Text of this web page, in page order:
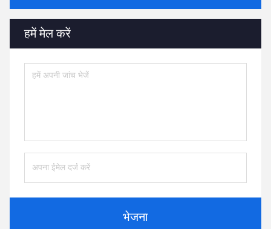
हमें मेल करें
भेजना